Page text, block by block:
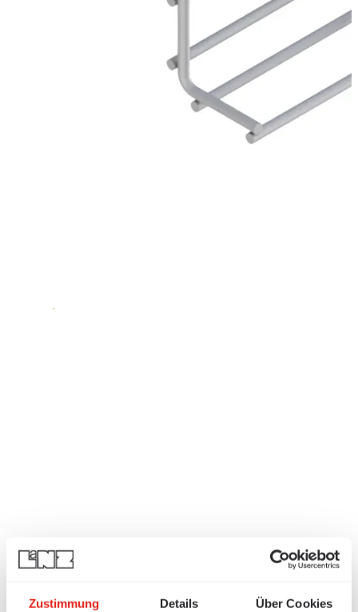
Zustimmung Details Über Cookies